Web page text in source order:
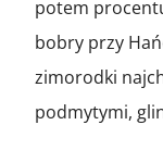
potem
bobry przy
zimorodki
podmytymi,